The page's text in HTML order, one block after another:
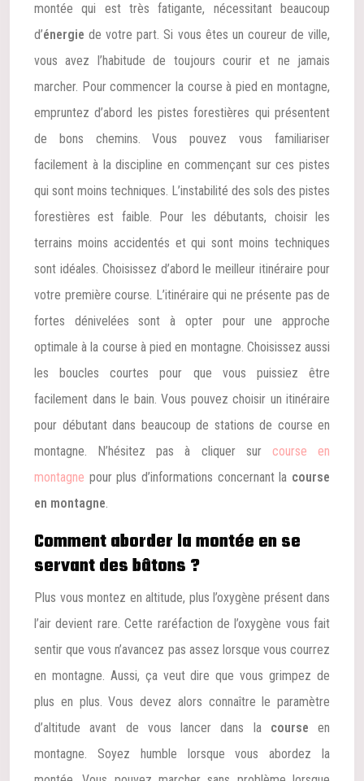
montée qui est très fatigante, nécessitant beaucoup
d’énergie de votre part. Si vous êtes un coureur de ville,
vous avez l’habitude de toujours courir et ne jamais
marcher. Pour commencer la course à pied en montagne,
empruntez d’abord les pistes forestières qui présentent
de bons chemins. Vous pouvez vous familiariser
facilement à la discipline en commençant sur ces pistes
qui sont moins techniques. L’instabilité des sols des pistes
forestières est faible. Pour les débutants, choisir les
terrains moins accidentés et qui sont moins techniques
sont idéales. Choisissez d’abord le meilleur itinéraire pour
votre première course. L’itinéraire qui ne présente pas de
fortes dénivelées sont à opter pour une approche
optimale à la course à pied en montagne. Choisissez aussi
les boucles courtes pour que vous puissiez être
facilement dans le bain. Vous pouvez choisir un itinéraire
pour débutant dans beaucoup de stations de course en
montagne. N’hésitez pas à cliquer sur course en
montagne pour plus d’informations concernant la course
en montagne.
Comment aborder la montée en se
servant des bâtons ?
Plus vous montez en altitude, plus l’oxygène présent dans
l’air devient rare. Cette raréfaction de l’oxygène vous fait
sentir que vous n’avancez pas assez lorsque vous courrez
en montagne. Aussi, ça veut dire que vous grimpez de
plus en plus. Vous devez alors connaître le paramètre
d’altitude avant de vous lancer dans la course en
montagne. Soyez humble lorsque vous abordez la